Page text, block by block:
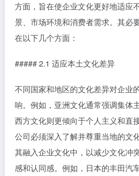
方面，旨在使企业文化更好地适应
景、市场环境和消费者需求。其必
在以下几个方面：
##### 2.1 适应本土文化差异
不同国家和地区的文化差异对企业
响。例如，亚洲文化通常强调集体
西方文化则更倾向于个人主义和直
公司必须深入了解并尊重当地的文
其融入企业文化中，以减少文化冲
感和认同感。例如，日本的丰田汽